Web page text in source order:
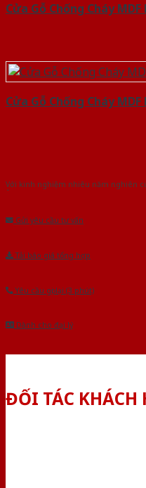
Cửa Gỗ Chống Cháy
Cửa Gỗ Chống Cháy
Với kinh nghiệm nhiêu năm nghiên
Gửi yêu cầu tư vấn
Tải báo giá tổng hợp
Yêu cầu gọi lại (3 phút)
Dành cho đại lý
ĐỐI TÁC KHÁCH